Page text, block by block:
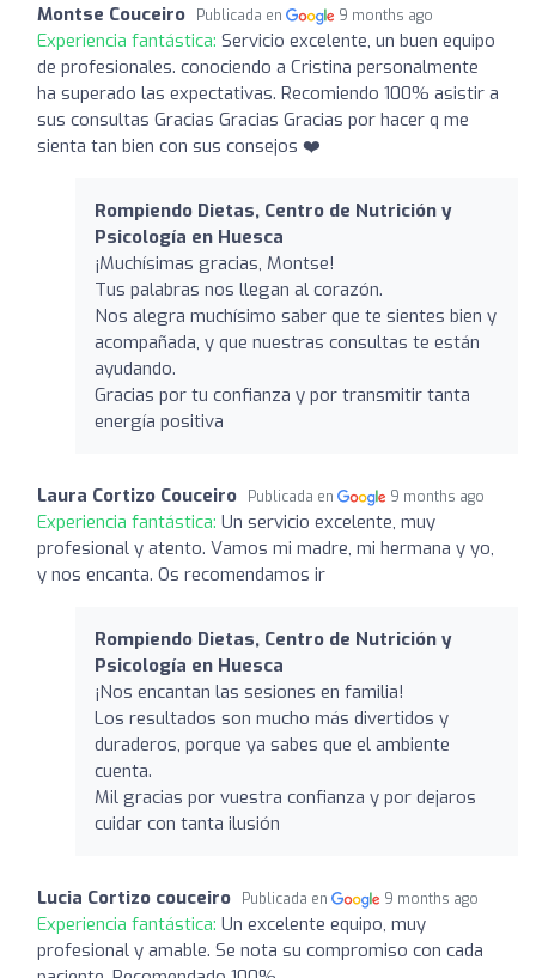
Montse Couceiro Publicada en 9 months ago
Experiencia fantástica: Servicio excelente, un buen equipo
de profesionales. conociendo a Cristina personalmente
ha superado las expectativas. Recomiendo 100% asistir a
sus consultas Gracias Gracias Gracias por hacer q me
sienta tan bien con sus consejos ❤️
Rompiendo Dietas, Centro de Nutrición y
Psicología en Huesca
¡Muchísimas gracias, Montse!
Tus palabras nos llegan al corazón.
Nos alegra muchísimo saber que te sientes bien y
acompañada, y que nuestras consultas te están
ayudando.
Gracias por tu confianza y por transmitir tanta
energía positiva
Laura Cortizo Couceiro Publicada en 9 months ago
Experiencia fantástica: Un servicio excelente, muy
profesional y atento. Vamos mi madre, mi hermana y yo,
y nos encanta. Os recomendamos ir
Rompiendo Dietas, Centro de Nutrición y
Psicología en Huesca
¡Nos encantan las sesiones en familia!
Los resultados son mucho más divertidos y
duraderos, porque ya sabes que el ambiente
cuenta.
Mil gracias por vuestra confianza y por dejaros
cuidar con tanta ilusión
Lucia Cortizo couceiro Publicada en 9 months ago
Experiencia fantástica: Un excelente equipo, muy
profesional y amable. Se nota su compromiso con cada